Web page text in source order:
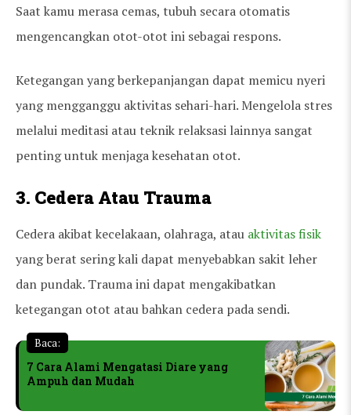
Saat kamu merasa cemas, tubuh secara otomatis
mengencangkan otot-otot ini sebagai respons.
Ketegangan yang berkepanjangan dapat memicu nyeri
yang mengganggu aktivitas sehari-hari. Mengelola stres
melalui meditasi atau teknik relaksasi lainnya sangat
penting untuk menjaga kesehatan otot.
3. Cedera Atau Trauma
Cedera akibat kecelakaan, olahraga, atau aktivitas fisik
yang berat sering kali dapat menyebabkan sakit leher
dan pundak. Trauma ini dapat mengakibatkan
ketegangan otot atau bahkan cedera pada sendi.
Baca:
7 Cara Alami Mengatasi Diare yang
Ampuh dan Mudah